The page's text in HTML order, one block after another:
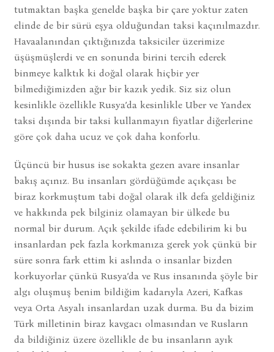
tutmaktan başka genelde başka bir çare yoktur zaten
elinde de bir sürü eşya olduğundan taksi kaçınılmazdır.
Havaalanından çıktığınızda taksiciler üzerimize
üşüşmüşlerdi ve en sonunda birini tercih ederek
binmeye kalktık ki doğal olarak hiçbir yer
bilmediğimizden ağır bir kazık yedik. Siz siz olun
kesinlikle özellikle Rusya’da kesinlikle Uber ve Yandex
taksi dışında bir taksi kullanmayın fiyatlar diğerlerine
göre çok daha ucuz ve çok daha konforlu.
Üçüncü bir husus ise sokakta gezen avare insanlar
bakış açınız. Bu insanları gördüğümde açıkçası be
biraz korkmuştum tabi doğal olarak ilk defa geldiğiniz
ve hakkında pek bilginiz olamayan bir ülkede bu
normal bir durum. Açık şekilde ifade edebilirim ki bu
insanlardan pek fazla korkmanıza gerek yok çünkü bir
süre sonra fark ettim ki aslında o insanlar bizden
korkuyorlar çünkü Rusya’da ve Rus insanında şöyle bir
algı oluşmuş benim bildiğim kadarıyla Azeri, Kafkas
veya Orta Asyalı insanlardan uzak durma. Bu da bizim
Türk milletinin biraz kavgacı olmasından ve Rusların
da bildiğiniz üzere özellikle de bu insanların ayık